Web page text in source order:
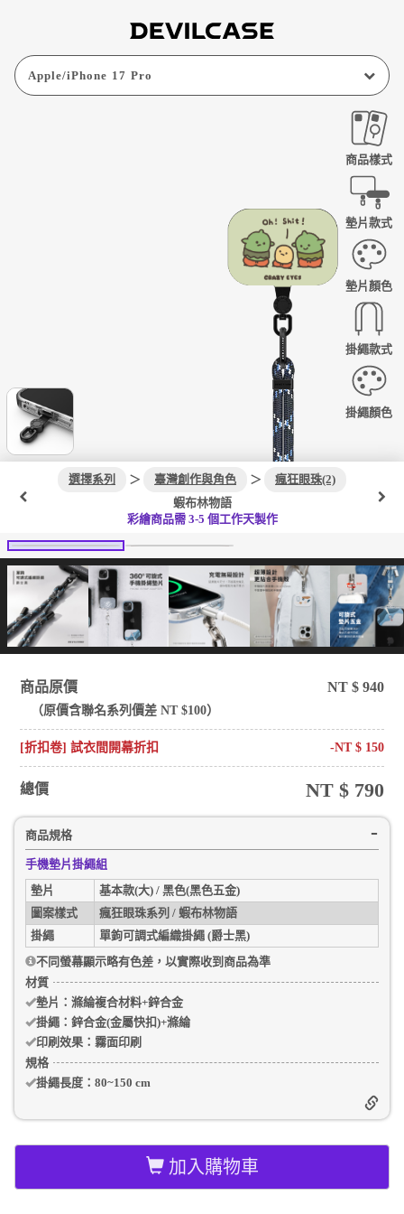
Apple/iPhone 17 Pro
商品樣式
墊片款式
墊片顏色
掛繩款式
掛繩顏色
選擇系列 ＞ 臺灣創作與角色 ＞
瘋狂眼珠(2)
蝦布林物語
彩繪商品需 3-5 個工作天製作
商品原價 NT $940
（原價含聯名系列 價差 NT $100）
[折扣卷] 試衣間開幕折扣 -NT $ 150
總價 NT $ 790
商品規格
手機墊片掛繩組
墊片
基本款(大) / 黑色(黑色五金)
圖案樣式
瘋狂眼珠系列 / 蝦布林物語
掛繩
單鉤可調式編織掛繩 (爵士黑)
不同螢幕顯示略有色差，以實際收到商品為準
材質
墊片： 滌綸複合材料+鋅合金
掛繩： 鋅合金(金屬快扣)+滌綸
印刷效果： 霧面印刷
規格
掛繩長度： 80~150 cm
加入購物車